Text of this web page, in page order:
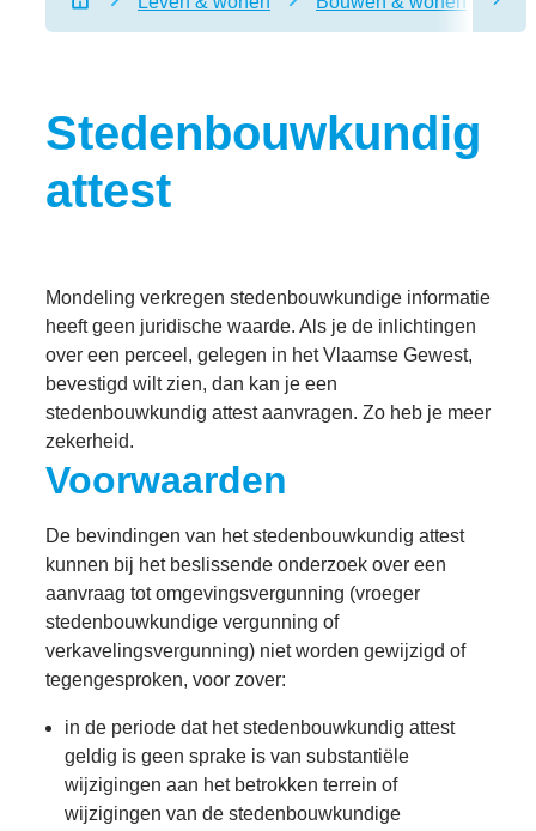
Startpagina
Stedenbouwkundig
attest
Mondeling verkregen stedenbouwkundige informatie
heeft geen juridische waarde. Als je de inlichtingen
over een perceel, gelegen in het Vlaamse Gewest,
bevestigd wilt zien, dan kan je een
stedenbouwkundig attest aanvragen. Zo heb je meer
zekerheid.
Voorwaarden
De bevindingen van het stedenbouwkundig attest
kunnen bij het beslissende onderzoek over een
aanvraag tot omgevingsvergunning (vroeger
stedenbouwkundige vergunning of
verkavelingsvergunning) niet worden gewijzigd of
tegengesproken, voor zover:
in de periode dat het stedenbouwkundig attest
geldig is geen sprake is van substantiële
wijzigingen aan het betrokken terrein of
wijzigingen van de stedenbouwkundige